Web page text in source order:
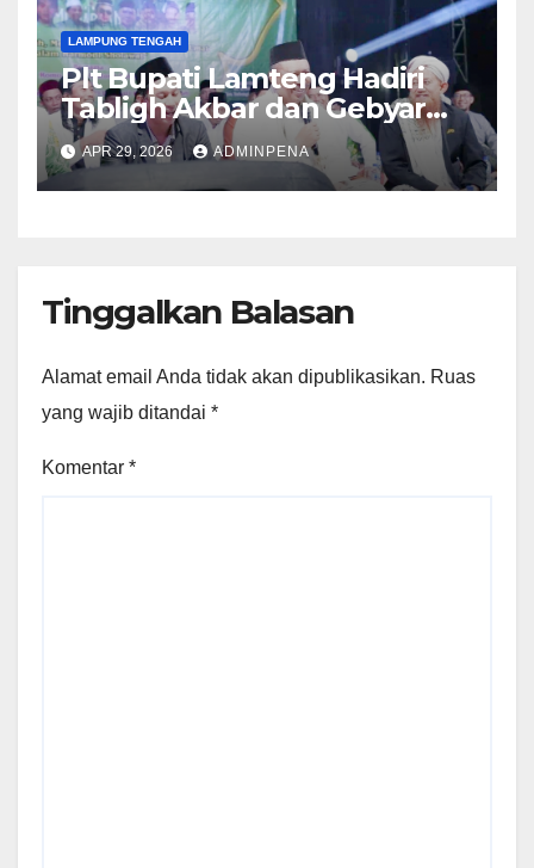
LAMPUNG TENGAH
Plt Bupati Lamteng Hadiri
Tabligh Akbar dan Gebyar
Sholawat JASKO di Ponpes
Tahfidzul Quran Al Fattah
APR 29, 2026 ADMINPENA
Tinggalkan Balasan
Alamat email Anda tidak akan dipublikasikan. Ruas
yang wajib ditandai *
Komentar *